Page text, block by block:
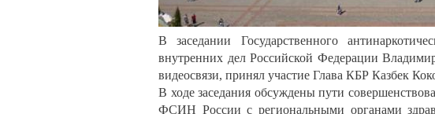
В заседании Государственного
внутренних дел Российской Федерации
видеосвязи, принял участие Глава КБР Казбек
В ходе заседания обсуждены пути
ФСИН России с региональными органами